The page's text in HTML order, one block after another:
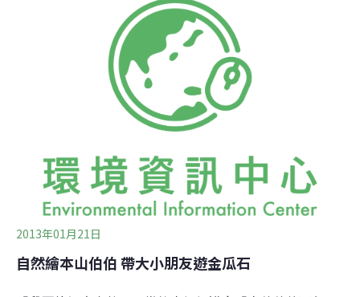
樹」。作者陶樂蒂接受本報專訪，暢談過去的成長背景、
「誕生樹」的創作歷程，到環境繪本對環境教育之間的影
響。「其實Google我本名曹瑞芝，就有兩種身分。一個是
就讀法律系、畢業於法律所的曹瑞芝，另一個就是現在的
繪者身分，」陶樂蒂表示。陶樂蒂求學時期是專攻法律，
就讀研究所期間到生態中心工作，幫台灣植物權威陳玉峰
做研究。日後陶樂蒂任職於農委會，期間完成德基水庫集
畫畫的熱愛，於是開始學習插畫。並和一些同好組成「圖
畫書俱樂部」社團，開始創作手製繪本，展開近十年
2013年01月21日
自然繪本山伯伯 帶大小朋友遊金瓜石